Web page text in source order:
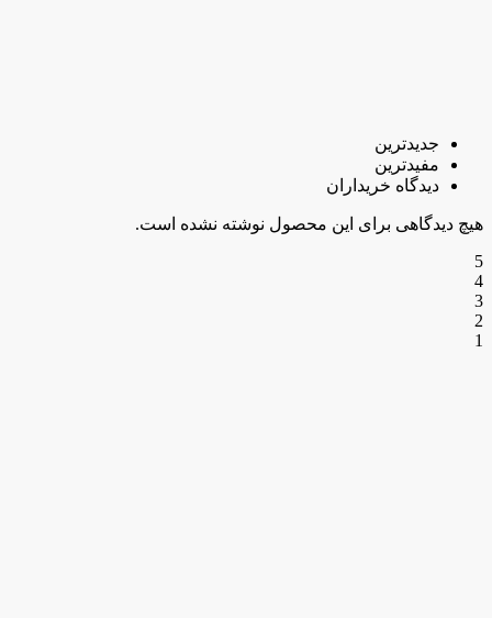
جدیدترین
مفیدترین
دیدگاه خریداران
هیچ دیدگاهی برای این محصول نوشته نشده است.
5
4
3
2
1